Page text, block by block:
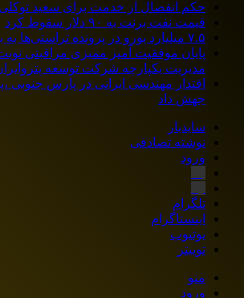
حکم انفصال از خدمت برای سعید
قیمت نفت برنت به ۹۰ دلار سقوط کرد
۷.۵ میلیارد یورو در پرونده تراستی‌ها به بیت المال بازگشت
پایان موفقیت آمیز ممیزی مراقبتی
مدیریت یکپارچه شرکت توسعه
اقتدار مهندسی ایرانی در پارس جنوبی
جهش داد
سایدبار
نوشته تصادفی
ورود
تلگرام
اینستاگرام
یوتیوب
توییتر
منو
ورود